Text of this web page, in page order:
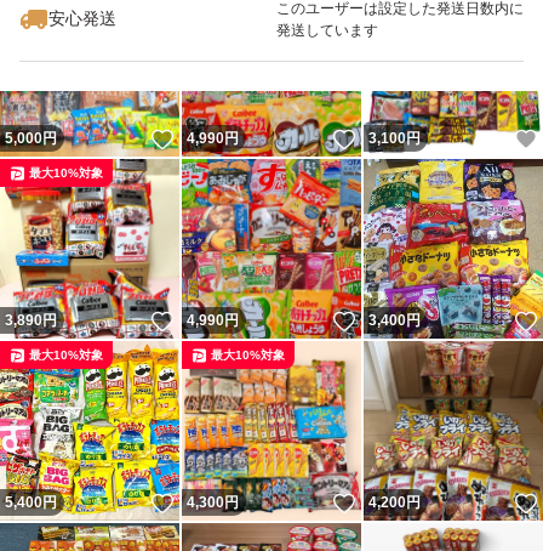
安心発送
このユーザーは設定した発送日数内に
発送しています
5,000円 いいね！
4,990円 いいね！
3,100円
3,890円 いいね！
最大10%対象
4,990円 いいね！
3,400円
5,400円 いいね！
最大10%対象
4,300円 いいね！
最大10%対象
4,200円